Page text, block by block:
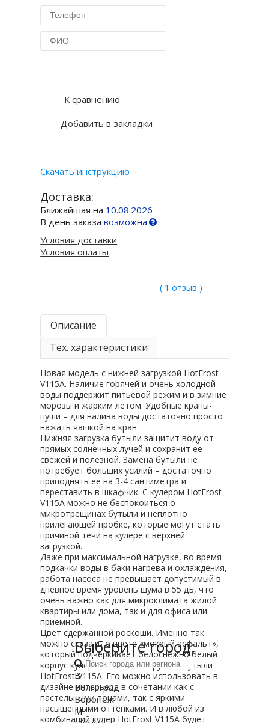
К сравнению
Добавить в закладки
Скачать инструкцию
Доставка:
Ближайшая на 10.08.2026
В день заказавозможна
Условия доставки
Условия оплаты
( 1 отзыв )
Описание
Тех. характеристики
Новая модель с нижней загрузкой HotFrost
V115А. Наличие горячей и очень холодной
воды поддержит питьевой режим и в зимние
морозы и жарким летом. Удобные краны-
пуши – для налива воды достаточно просто
нажать чашкой на кран.
Нижняя загрузка бутыли защитит воду от
прямых солнечных лучей и сохранит ее
свежей и полезной. Замена бутыли не
потребует больших усилий – достаточно
приподнять ее на 3-4 сантиметра и
переставить в шкафчик. С кулером HotFrost
V115A можно не беспокоиться о
микротрещинах бутыли и неплотно
прилегающей пробке, которые могут стать
причиной течи на кулере с верхней
загрузкой.
Даже при максимальной нагрузке, во время
подкачки воды в баки нагрева и охлаждения,
работа насоса не превышает допустимый в
дневное время уровень шума в 55 дБ, что
очень важно как для микроклимата жилой
квартиры или дома, так и для офиса или
приемной.
Цвет сдержанной роскоши. Именно так
можно сказать о цвете «мокрый асфальт»,
который подчёркивает белоснежно белый
корпус кулера с нижней загрузкой бутыли
HotFrost V115A. Его можно использовать в
дизайне интерьера в сочетании как с
пастельными тонами, так с яркими
насыщенными оттенками. И в любой из
комбинаций кулер HotFrost V115A будет
Выберите город:
В
Волгоград
Воронеж
М